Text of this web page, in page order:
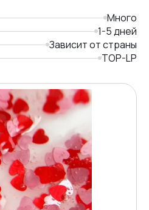
Много
1-5 дней
Зависит от страны
TOP-LP